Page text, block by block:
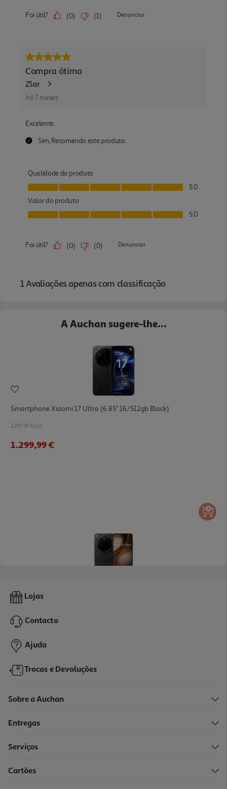
A Auchan sugere-lhe...
Smartphone Xiaomi 17 Ultra (6.85'' 16/512gb Black)
1299.99 €/un
1.299,99 €
Smartphone Oppo Find X9 Ultra 12/512gb Preto
1.699,99 €
Lojas
Contacto
Ajuda
Trocas e Devoluções
Sobre a Auchan
Entregas
Serviços
Cartões